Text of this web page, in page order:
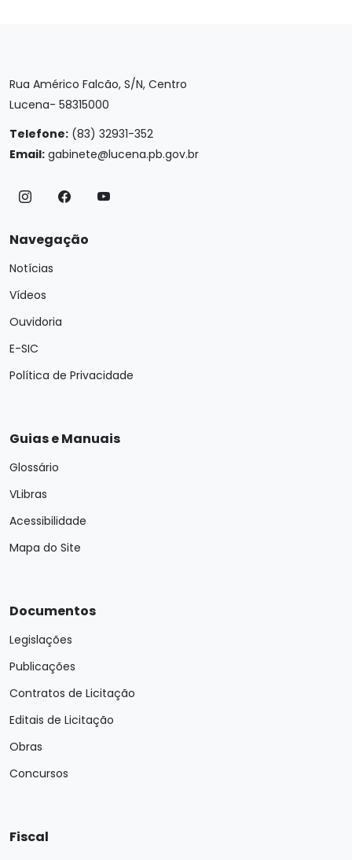
Rua Américo Falcão, S/N, Centro
Lucena- 58315000
Telefone: (83) 32931-352
Email: gabinete@lucena.pb.gov.br
Navegação
Notícias
Vídeos
Ouvidoria
E-SIC
Política de Privacidade
Guias e Manuais
Glossário
VLibras
Acessibilidade
Mapa do Site
Documentos
Legislações
Publicações
Contratos de Licitação
Editais de Licitação
Obras
Concursos
Fiscal